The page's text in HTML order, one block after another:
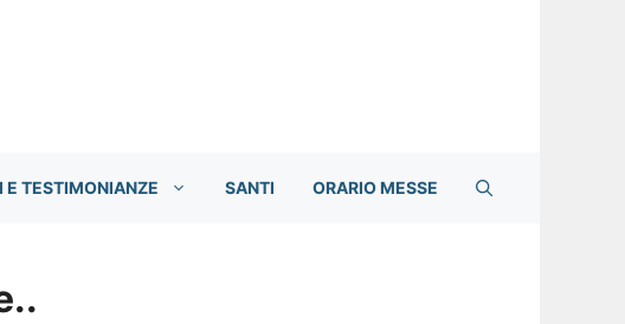
E TESTIMONIANZE SANTI ORARIO MESSE